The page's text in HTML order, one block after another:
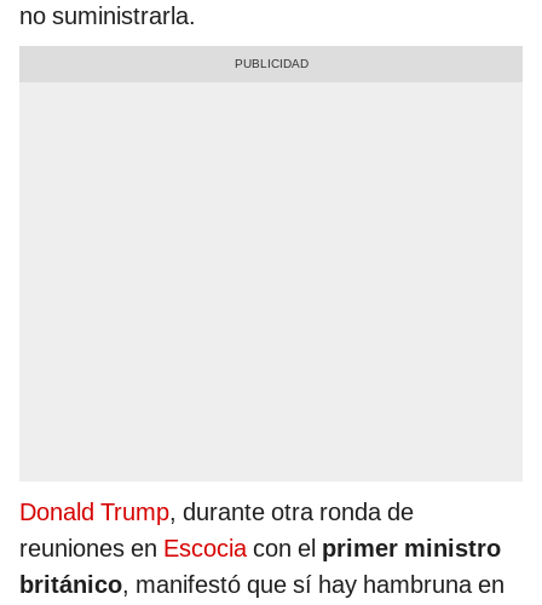
no suministrarla.
Donald Trump, durante otra ronda de
reuniones en Escociacon el primer ministro
británico, manifestó que sí hay hambruna en